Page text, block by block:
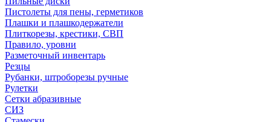
Пистолеты для пены, герметиков
Плашки и плашкодержатели
Плиткорезы, крестики, СВП
Правило, уровни
Разметочный инвентарь
Резцы
Рубанки, штроборезы ручные
Рулетки
Сетки абразивные
СИЗ